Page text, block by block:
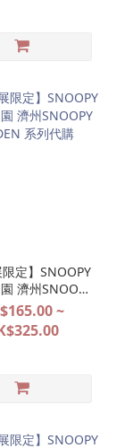
限定】SNOOPY
濟州SNOOPY
系列代購
~